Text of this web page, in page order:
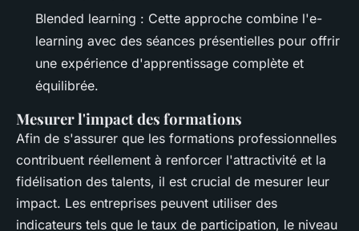
Blended learning : Cette approche combine l'e-
learning avec des séances présentielles pour offrir
une expérience d'apprentissage complète et
équilibrée.
Mesurer l'impact des formations
Afin de s'assurer que les formations professionnelles
contribuent réellement à renforcer l'attractivité et la
fidélisation des talents, il est crucial de mesurer leur
impact. Les entreprises peuvent utiliser des
indicateurs tels que le taux de participation, le niveau